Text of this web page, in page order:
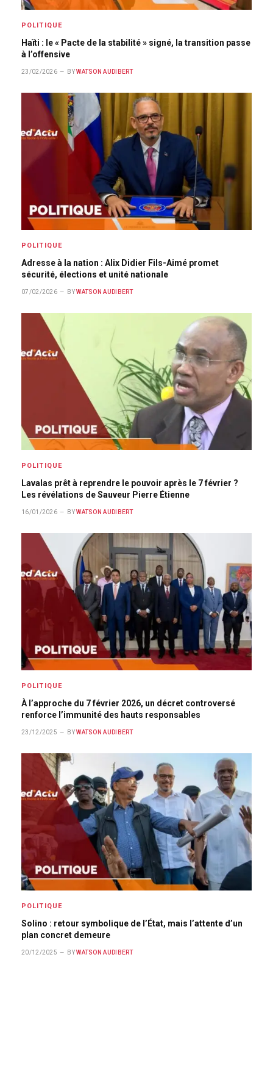
POLITIQUE
Haïti : le « Pacte de la stabilité » signé, la transition passe
à l’offensive
23/02/2026 BY WATSON AUDIBERT
POLITIQUE
Adresse à la nation : Alix Didier Fils-Aimé promet
sécurité, élections et unité nationale
07/02/2026 BY WATSON AUDIBERT
POLITIQUE
Lavalas prêt à reprendre le pouvoir après le 7 février ?
Les révélations de Sauveur Pierre Étienne
16/01/2026 BY WATSON AUDIBERT
POLITIQUE
À l’approche du 7 février 2026, un décret controversé
renforce l’immunité des hauts responsables
23/12/2025 BY WATSON AUDIBERT
POLITIQUE
Solino : retour symbolique de l’État, mais l’attente d’un
plan concret demeure
20/12/2025 BY WATSON AUDIBERT